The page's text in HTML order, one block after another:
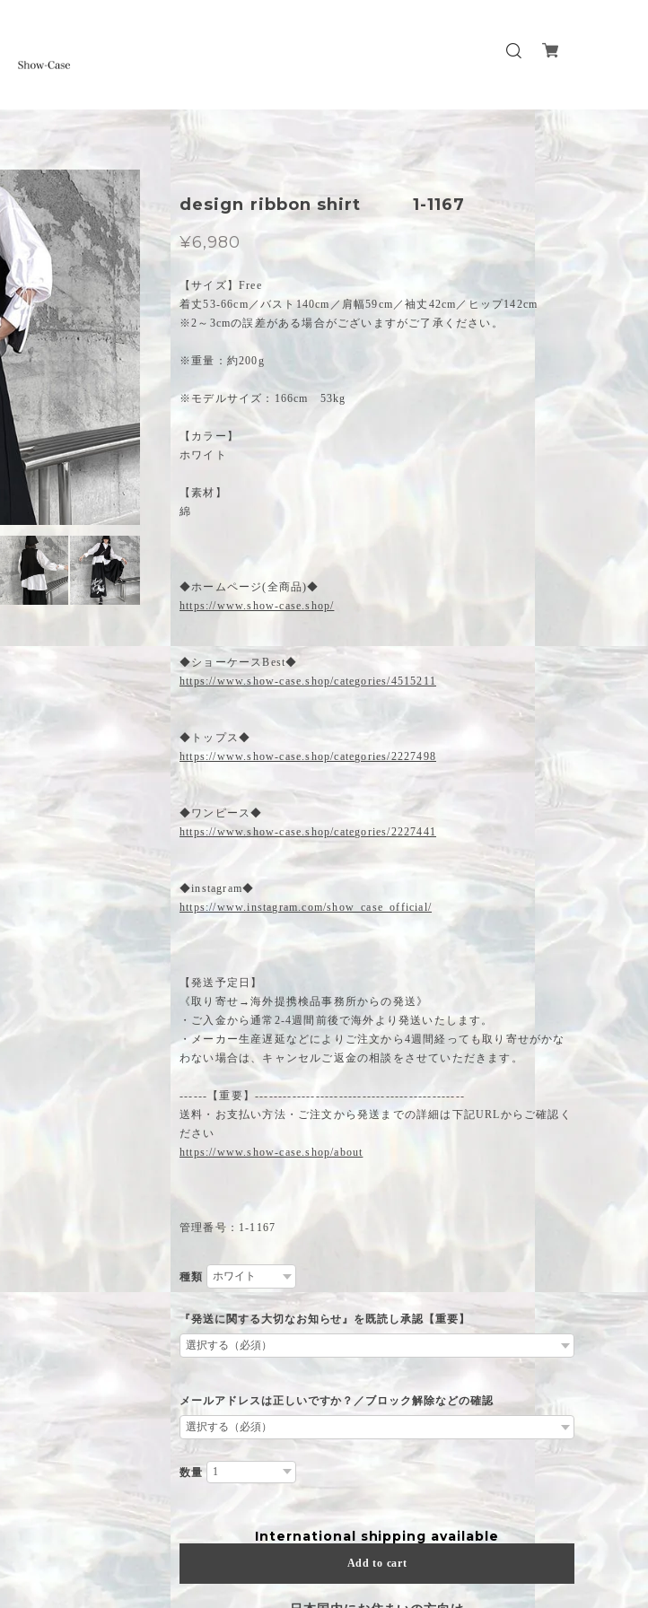
design ribbon shirt 1-1167
¥6,980
【サイズ】Free
着丈53-66cm／バスト140cm／肩幅59cm／袖丈42cm／ヒップ142cm
※2～3cmの誤差がある場合がございますがご了承ください。
※重量：約200g
※モデルサイズ：166cm 53kg
【カラー】
ホワイト
【素材】
綿
◆ホームページ(全商品)◆
https://www.show-case.shop/
◆ショーケースBest◆
https://www.show-case.shop/categories/4515211
◆トップス◆
https://www.show-case.shop/categories/2227498
◆ワンピース◆
https://www.show-case.shop/categories/2227441
◆instagram◆
https://www.instagram.com/show_case_official/
【発送予定日】
《取り寄せ→海外提携検品事務所からの発送》
・ご入金から通常2-4週間前後で海外より発送いたします。
・メーカー生産遅延などによりご注文から4週間経っても取り寄せがかな
わない場合は、キャンセルご返金の相談をさせていただきます。
------【重要】---------------------------------------------
送料・お支払い方法・ご注文から発送までの詳細は下記URLからご確認く
ださい
https://www.show-case.shop/about
管理番号：1-1167
種類
『発送に関する大切なお知らせ』を既読し承認【重要】
メールアドレスは正しいですか？／ブロック解除などの確認
数量
International shipping available
Add to cart